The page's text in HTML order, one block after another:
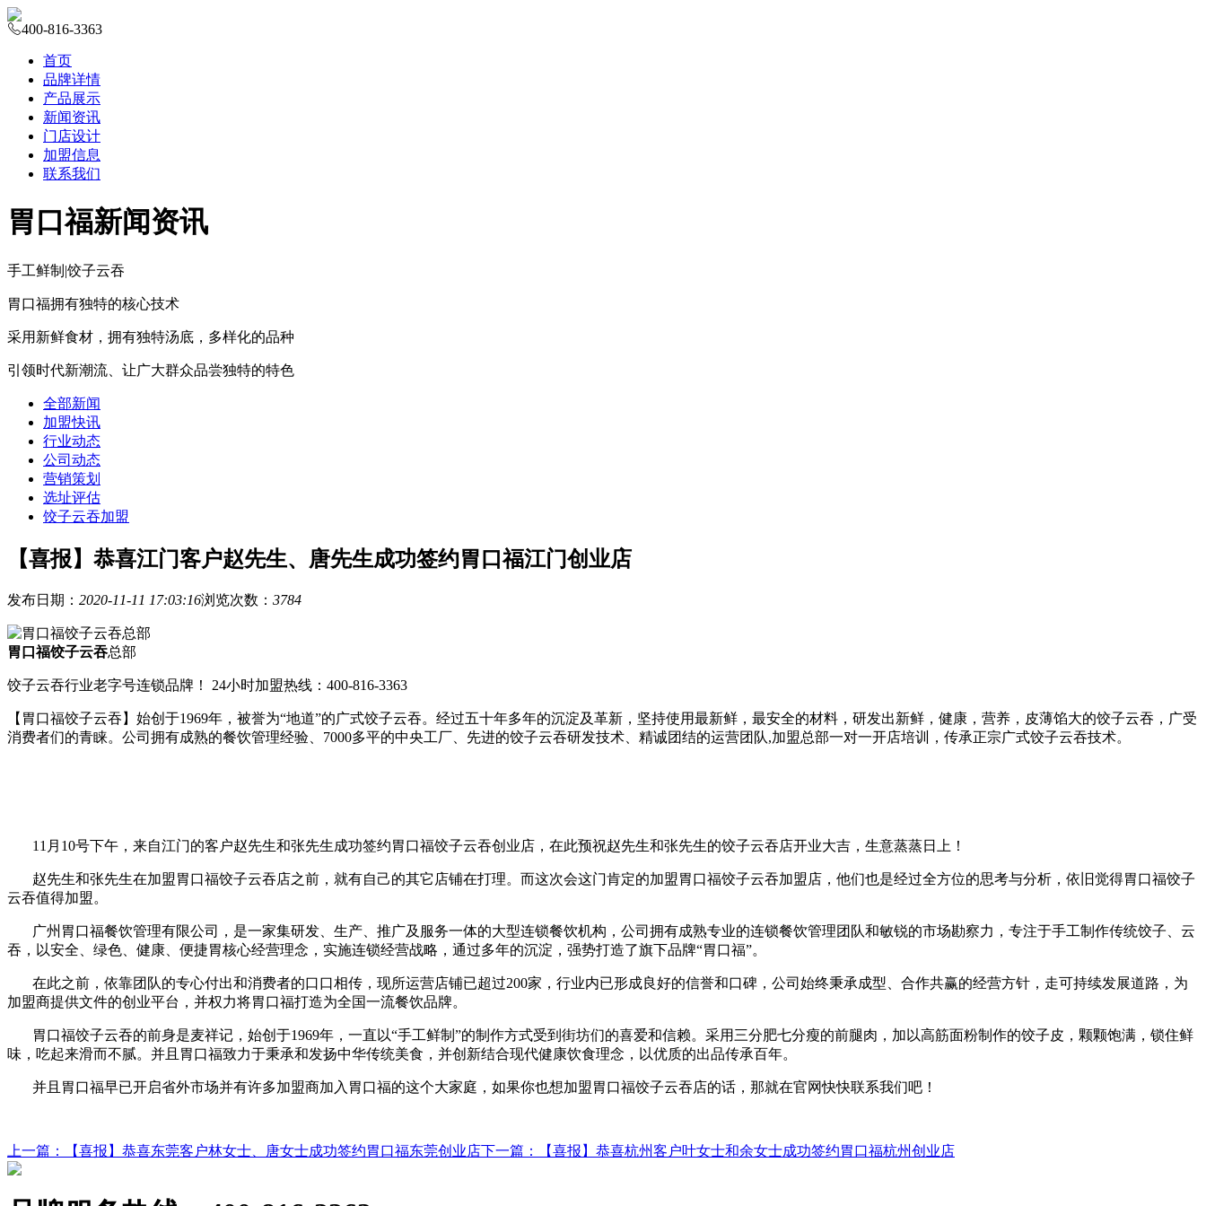
400-816-3363
首页
品牌详情
产品展示
新闻资讯
门店设计
加盟信息
联系我们
胃口福新闻资讯
手工鲜制 |饺子云吞
胃口福拥有独特的核心技术
采用新鲜食材，拥有独特汤底，多样化的品种
引领时代新潮流、让广大群众品尝独特的特色
全部新闻
加盟快讯
行业动态
公司动态
营销策划
选址评估
饺子云吞加盟
【喜报】恭喜江门客户赵先生、唐先生成功签约胃口福江门创业店
发布日期： 2020-11-11 17:03:16浏览次数： 3784
胃口福饺子云吞总部
饺子云吞行业老字号连锁品牌！ 24小时加盟热线：400-816-3363
【胃口福饺子云吞】始创于1969年，被誉为“地道”的广式饺子云吞。经过五十年多年的沉淀及革新，坚持使用最新鲜，最安全的材料，研发出新鲜，健康，营养，皮薄馅大的饺子云吞，广受
消费者们的青睐。公司拥有成熟的餐饮管理经验、7000多平的中央工厂、先进的饺子云吞研发技术、精诚团结的运营团队,加盟总部一对一开店培训，传承正宗广式饺子云吞技术。
11月 10号下午，来自江门的客户赵先生和张先生成功签约胃口福饺子云吞创业店，在此预祝赵先生和张先生的饺子云吞店开业大吉，生意蒸蒸日上！
赵先生和张先生在加盟胃口福饺子云吞店之前，就有自己的其它店铺在打理。而这次会这门肯定的加盟胃口福饺子云吞加盟店，他们也是经过全方位的思考与分析，依旧觉得胃口福饺子
云吞值得加盟。
广州胃口福餐饮管理有限公司，是一家集研发、生产、推广及服务一体的大型连锁餐饮机构，公司拥有成熟专业的连锁餐饮管理团队和敏锐的市场勘察力，专注于手工制作传统饺子、云
吞，以安全、绿色、健康、便捷胃核心经营理念，实施连锁经营战略，通过多年的沉淀，强势打造了旗下品牌“胃口福”。
在此之前，依靠团队的专心付出和消费者的口口相传，现所运营店铺已超过200家，行业内已形成良好的信誉和口碑，公司始终秉承成型、合作共赢的经营方针，走可持续发展道路，为
加盟商提供文件的创业平台，并权力将胃口福打造为全国一流餐饮品牌。
胃口福饺子云吞的前身是麦祥记，始创于1969年，一直以“手工鲜制”的制作方式受到街坊们的喜爱和信赖。采用三分肥七分瘦的前腿肉，加以高筋面粉制作的饺子皮，颗颗饱满，锁住鲜
味，吃起来滑而不腻。并且胃口福致力于秉承和发扬中华传统美食，并创新结合现代健康饮食理念，以优质的出品传承百年。
并且胃口福早已开启省外市场并有许多加盟商加入胃口福的这个大家庭，如果你也想加盟胃口福饺子云吞店的话，那就在官网快快联系我们吧！
上一篇 ：【喜报】恭喜东莞客户林女士、唐女士成功签约胃口福东莞创业店下一篇 ：【喜报】恭喜杭州客户叶女士和余女士成功签约胃口福杭州创业店